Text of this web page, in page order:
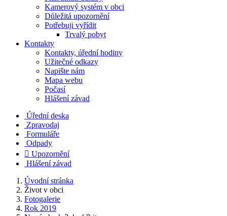
Kamerový systém v obci
Důležitá upozornění
Potřebuji vyřídit
Trvalý pobyt
Kontakty
Kontakty, úřední hodiny
Užitečné odkazy
Napište nám
Mapa webu
Počasí
Hlášení závad
Úřední deska
Zpravodaj
Formuláře
Odpady
 Upozornění
Hlášení závad
Úvodní stránka
Život v obci
Fotogalerie
Rok 2019